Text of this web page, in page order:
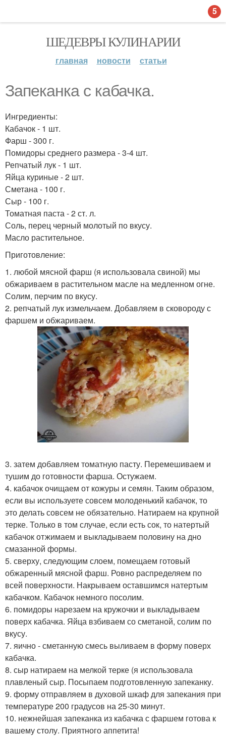
ШЕДЕВРЫ КУЛИНАРИИ
главная новости статьи
Запеканка с кабачка.
Ингредиенты:
Кабачок - 1 шт.
Фарш - 300 г.
Помидоры среднего размера - 3-4 шт.
Репчатый лук - 1 шт.
Яйца куриные - 2 шт.
Сметана - 100 г.
Сыр - 100 г.
Томатная паста - 2 ст. л.
Соль, перец черный молотый по вкусу.
Масло растительное.
Приготовление:
1. любой мясной фарш (я использовала свиной) мы
обжариваем в растительном масле на медленном огне.
Солим, перчим по вкусу.
2. репчатый лук измельчаем. Добавляем в сковороду с
фаршем и обжариваем.
3. затем добавляем томатную пасту. Перемешиваем и
тушим до готовности фарша. Остужаем.
4. кабачок очищаем от кожуры и семян. Таким образом,
если вы используете совсем молоденький кабачок, то
это делать совсем не обязательно. Натираем на крупной
терке. Только в том случае, если есть сок, то натертый
кабачок отжимаем и выкладываем половину на дно
смазанной формы.
5. сверху, следующим слоем, помещаем готовый
обжаренный мясной фарш. Ровно распределяем по
всей поверхности. Накрываем оставшимся натертым
кабачком. Кабачок немного посолим.
6. помидоры нарезаем на кружочки и выкладываем
поверх кабачка. Яйца взбиваем со сметаной, солим по
вкусу.
7. яично - сметанную смесь выливаем в форму поверх
кабачка.
8. сыр натираем на мелкой терке (я использовала
плавленый сыр. Посыпаем подготовленную запеканку.
9. форму отправляем в духовой шкаф для запекания при
температуре 200 градусов на 25-30 минут.
10. нежнейшая запеканка из кабачка с фаршем готова к
вашему столу. Приятного аппетита!
5